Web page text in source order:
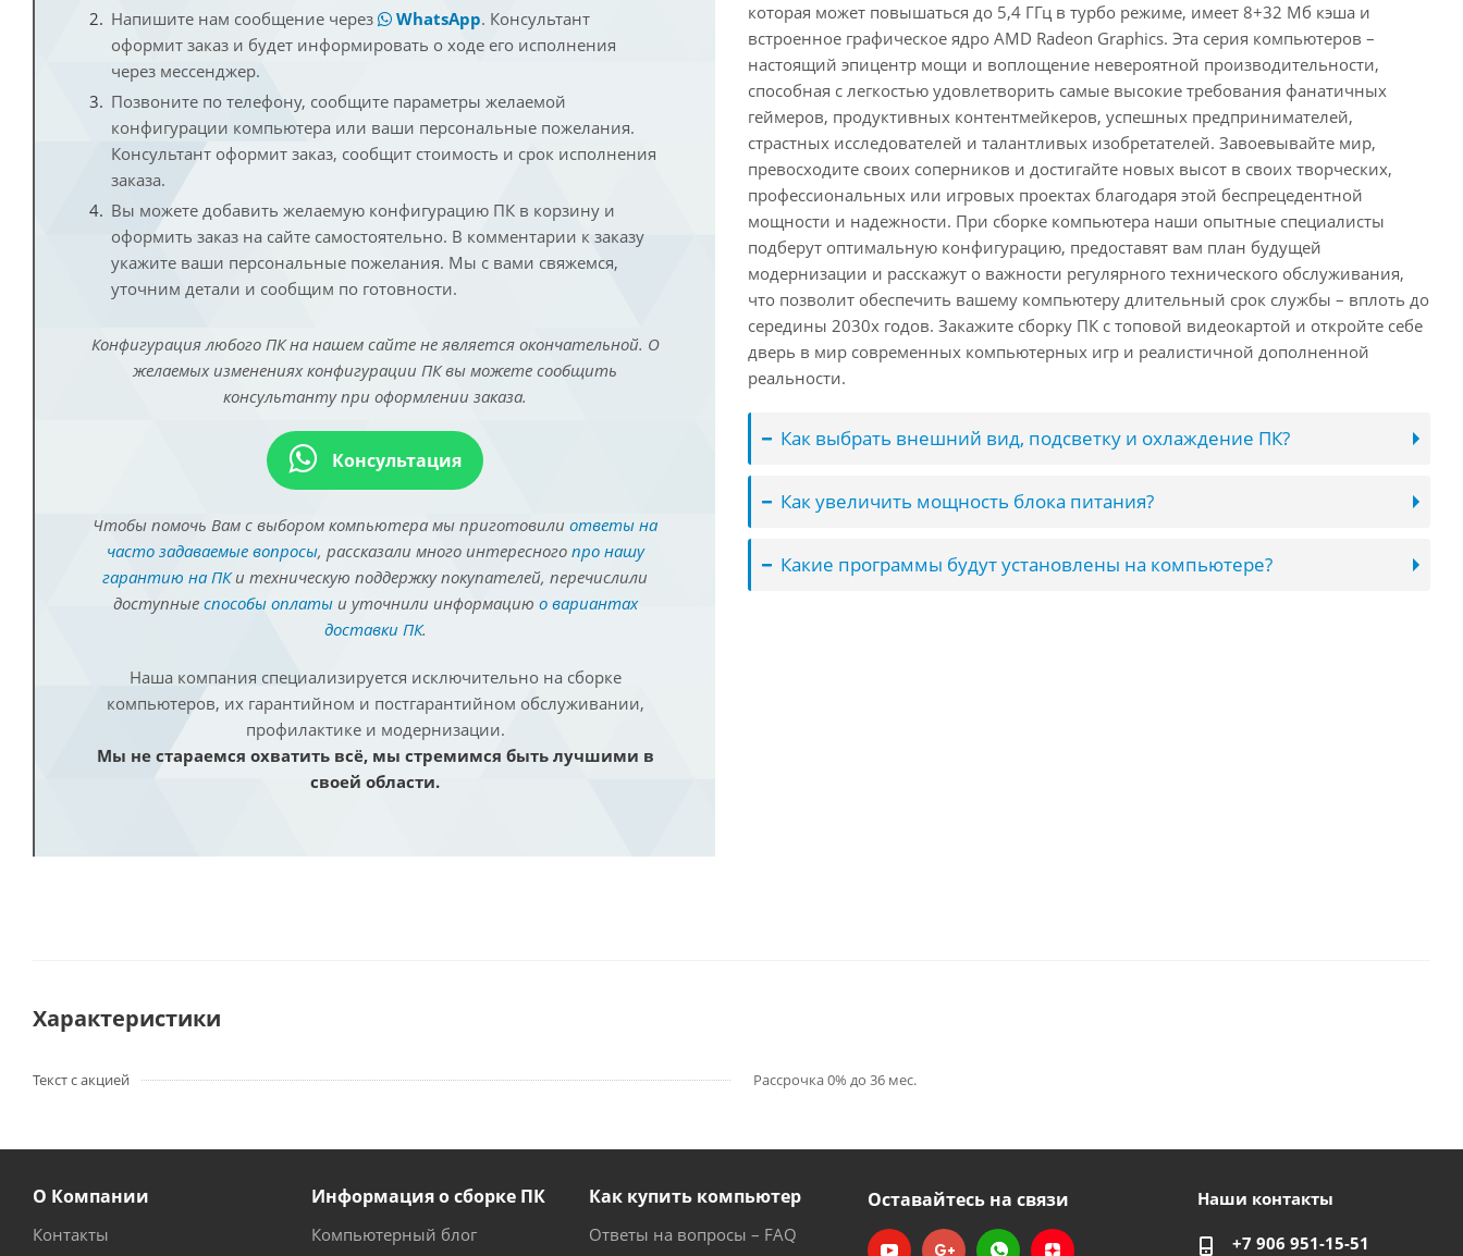
Напишите нам сообщение через
WhatsApp. Консультант
оформит заказ и будет информировать о ходе его исполнения
через мессенджер.
Позвоните по телефону, сообщите параметры желаемой
конфигурации компьютера или ваши персональные пожелания.
Консультант оформит заказ, сообщит стоимость и срок исполнения
заказа.
Вы можете добавить желаемую конфигурацию ПК в корзину и
оформить заказ на сайте самостоятельно. В комментарии к заказу
укажите ваши персональные пожелания. Мы с вами свяжемся,
уточним детали и сообщим по готовности.
Конфигурация любого ПК на нашем сайте не является окончательной. О
желаемых изменениях конфигурации ПК вы можете сообщить
консультанту при оформлении заказа.
Консультация
Чтобы помочь Вам с выбором компьютера мы приготовили ответы на
часто задаваемые вопросы, рассказали много интересного про нашу
гарантию на ПКи техническую поддержку покупателей, перечислили
доступные способы оплатыи уточнили информацию о вариантах
доставки ПК.
Наша компания специализируется исключительно на сборке
компьютеров, их гарантийном и постгарантийном обслуживании,
профилактике и модернизации.
Мы не стараемся охватить всё, мы стремимся быть лучшими в
своей области.
которая может повышаться до 5,4 ГГц в турбо режиме, имеет 8+32 Мб кэша и
встроенное графическое ядро AMD Radeon Graphics. Эта серия компьютеров –
настоящий эпицентр мощи и воплощение невероятной производительности,
способная с легкостью удовлетворить самые высокие требования фанатичных
геймеров, продуктивных контентмейкеров, успешных предпринимателей,
страстных исследователей и талантливых изобретателей. Завоевывайте мир,
превосходите своих соперников и достигайте новых высот в своих творческих,
профессиональных или игровых проектах благодаря этой беспрецедентной
мощности и надежности. При сборке компьютера наши опытные специалисты
подберут оптимальную конфигурацию, предоставят вам план будущей
модернизации и расскажут о важности регулярного технического обслуживания,
что позволит обеспечить вашему компьютеру длительный срок службы – вплоть до
середины 2030х годов. Закажите сборку ПК с топовой видеокартой и откройте себе
дверь в мир современных компьютерных игр и реалистичной дополненной
реальности.
Как выбрать внешний вид, подсветку и охлаждение ПК?
Как увеличить мощность блока питания?
Какие программы будут установлены на компьютере?
Характеристики
Текст с акцией Рассрочка 0% до 36 мес.
О Компании
Контакты
Информация о сборке ПК
Компьютерный блог
Как купить компьютер
Ответы на вопросы – FAQ
Оставайтесь на связи Наши контакты
+7 906 951-15-51